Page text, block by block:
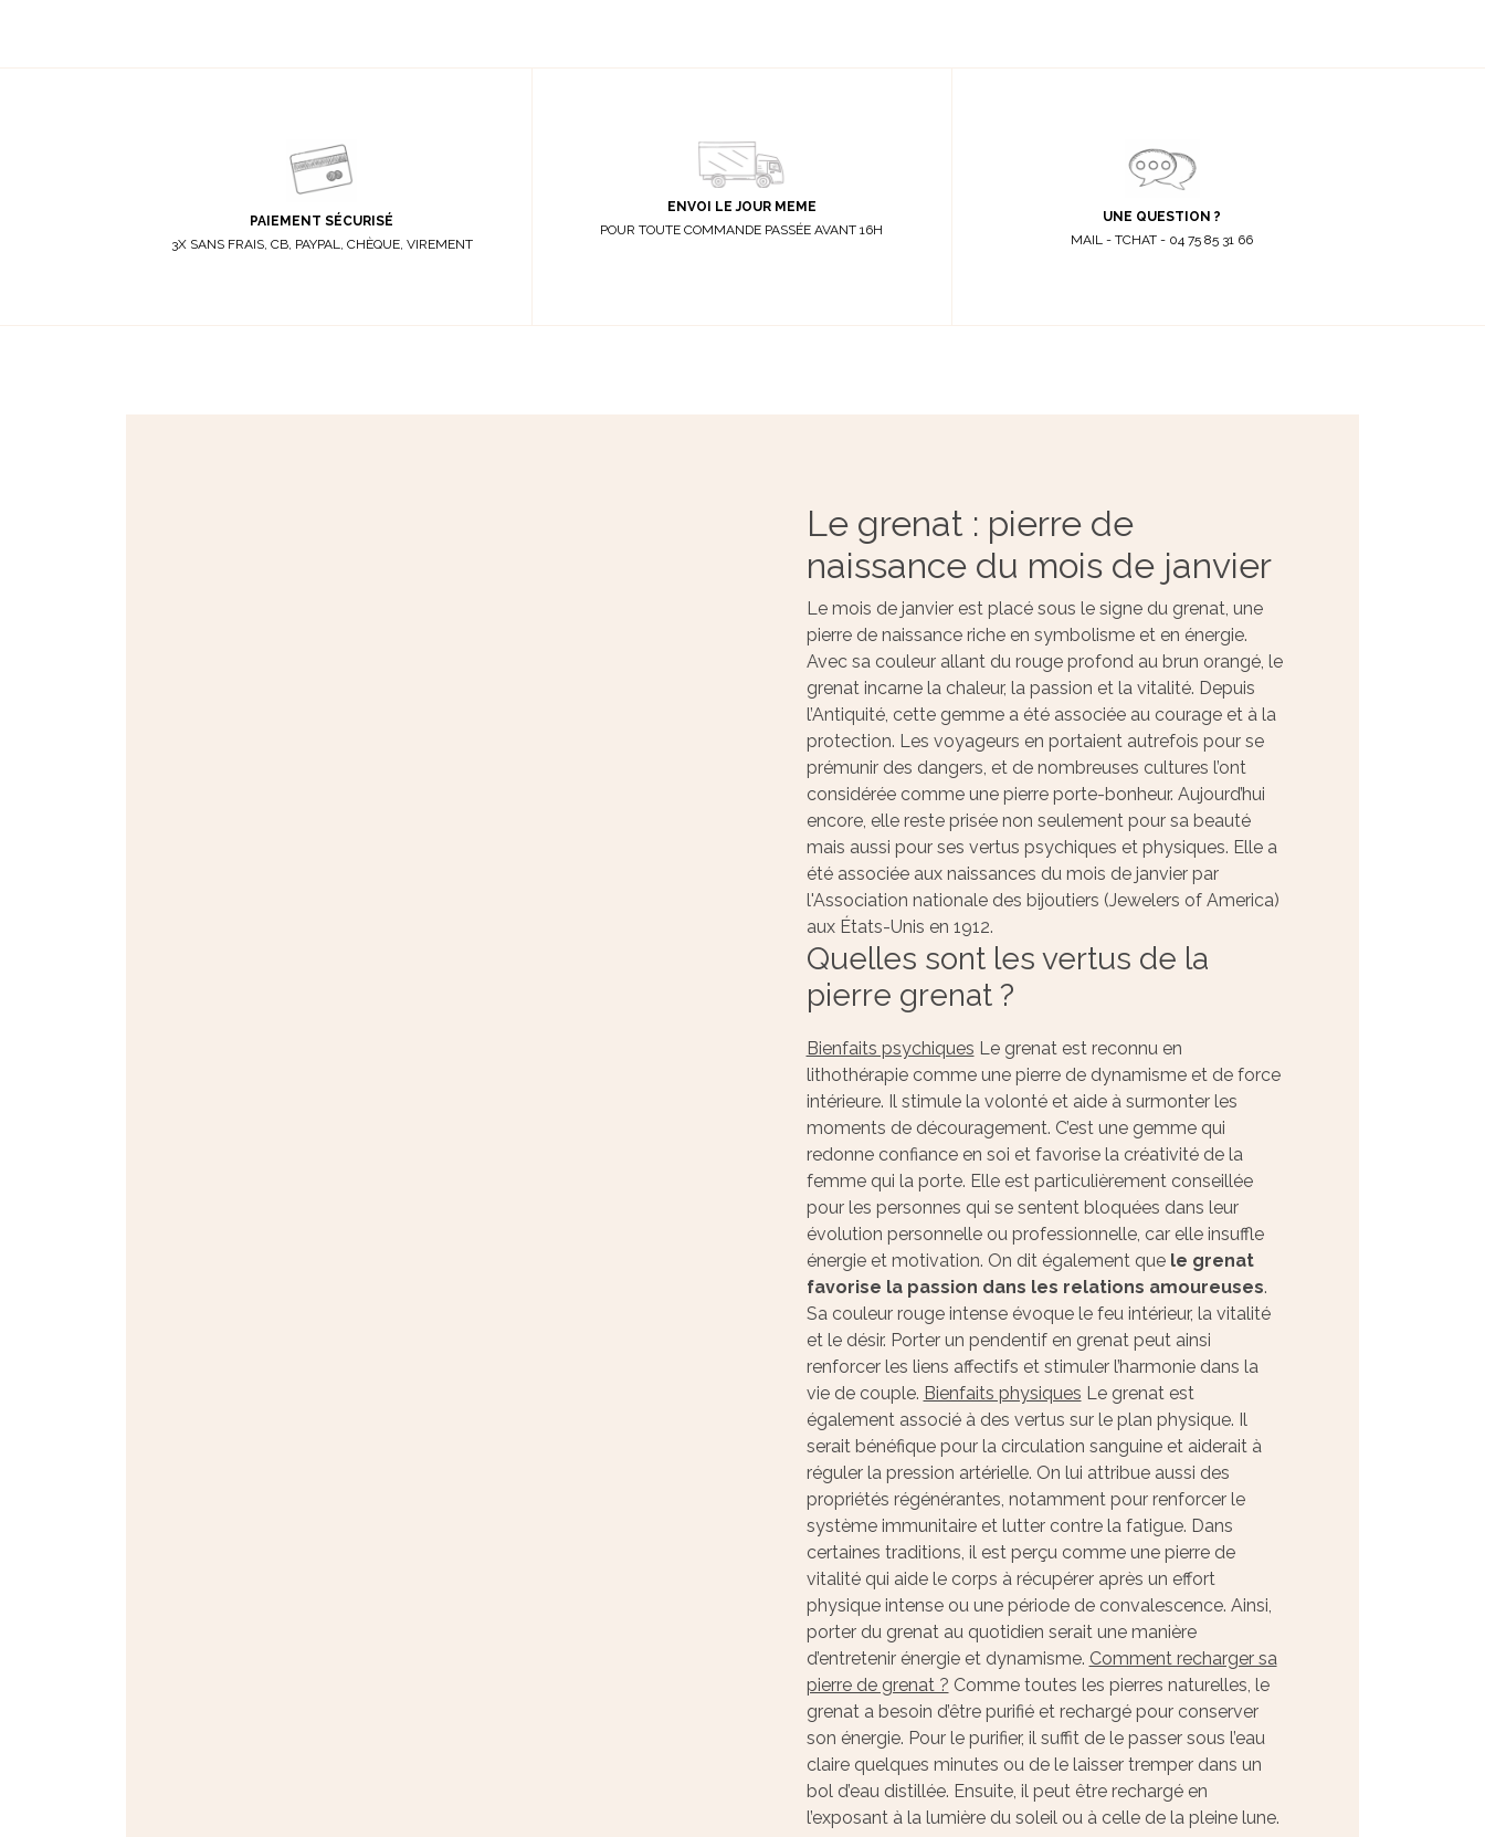
PAIEMENT SÉCURISÉ
3X SANS FRAIS, CB, PAYPAL, CHÈQUE, VIREMENT
ENVOI LE JOUR MEME
POUR TOUTE COMMANDE PASSÉE AVANT 16H
UNE QUESTION ?
MAIL - TCHAT - 04 75 85 31 66
Le grenat : pierre de
naissance du mois de janvier
Le mois de janvier est placé sous le signe du grenat, une
pierre de naissance riche en symbolisme et en énergie.
Avec sa couleur allant du rouge profond au brun orangé, le
grenat incarne la chaleur, la passion et la vitalité. Depuis
l’Antiquité, cette gemme a été associée au courage et à la
protection. Les voyageurs en portaient autrefois pour se
prémunir des dangers, et de nombreuses cultures l’ont
considérée comme une pierre porte-bonheur. Aujourd’hui
encore, elle reste prisée non seulement pour sa beauté
mais aussi pour ses vertus psychiques et physiques. Elle a
été associée aux naissances du mois de janvier par
l'Association nationale des bijoutiers (Jewelers of America)
aux États-Unis en 1912.
Quelles sont les vertus de la
pierre grenat ?
Bienfaits psychiques Le grenat est reconnu en
lithothérapie comme une pierre de dynamisme et de force
intérieure. Il stimule la volonté et aide à surmonter les
moments de découragement. C’est une gemme qui
redonne confiance en soi et favorise la créativité de la
femme qui la porte. Elle est particulièrement conseillée
pour les personnes qui se sentent bloquées dans leur
évolution personnelle ou professionnelle, car elle insuffle
énergie et motivation. On dit également que le grenat
favorise la passion dans les relations amoureuses.
Sa couleur rouge intense évoque le feu intérieur, la vitalité
et le désir. Porter un pendentif en grenat peut ainsi
renforcer les liens affectifs et stimuler l’harmonie dans la
vie de couple. Bienfaits physiques Le grenat est
également associé à des vertus sur le plan physique. Il
serait bénéfique pour la circulation sanguine et aiderait à
réguler la pression artérielle. On lui attribue aussi des
propriétés régénérantes, notamment pour renforcer le
système immunitaire et lutter contre la fatigue. Dans
certaines traditions, il est perçu comme une pierre de
vitalité qui aide le corps à récupérer après un effort
physique intense ou une période de convalescence. Ainsi,
porter du grenat au quotidien serait une manière
d’entretenir énergie et dynamisme. Comment recharger sa
pierre de grenat ? Comme toutes les pierres naturelles, le
grenat a besoin d’être purifié et rechargé pour conserver
son énergie. Pour le purifier, il suffit de le passer sous l’eau
claire quelques minutes ou de le laisser tremper dans un
bol d’eau distillée. Ensuite, il peut être rechargé en
l’exposant à la lumière du soleil ou à celle de la pleine lune.